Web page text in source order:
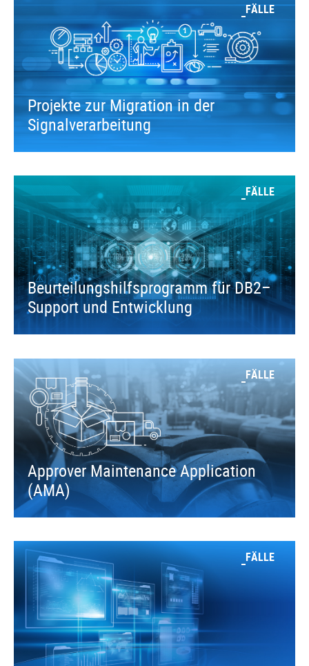
FÄLLE
Projekte zur Migration in der
Signalverarbeitung
FÄLLE
Beurteilungshilfsprogramm für DB2–
Support und Entwicklung
FÄLLE
Approver Maintenance Application
(AMA)
FÄLLE